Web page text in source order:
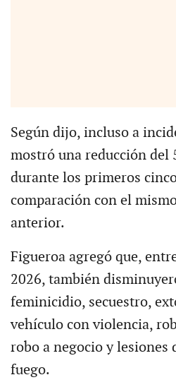
Según dijo, incluso a
mostró una reducción del
durante los primeros
comparación con el
anterior.
Figueroa agregó que,
2026, también
feminicidio, secuestro,
vehículo con violencia,
robo a negocio y lesiones
fuego.